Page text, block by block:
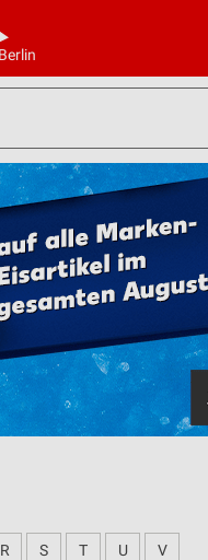
Berlin
R S T U V